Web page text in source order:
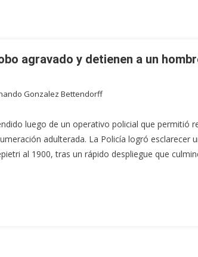
agravado y detienen a un
Gonzalez Bettendorff
luego de un operativo policial que permitió
adulterada. La Policía logró esclarecer
al 1900, tras un rápido despliegue que